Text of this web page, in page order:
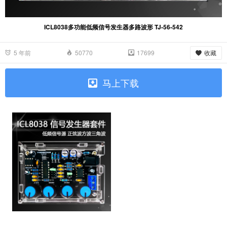
ICL8038多功能低频信号发生器多路波形 TJ-56-542
5 年前 50770 17699 收藏
马上下载